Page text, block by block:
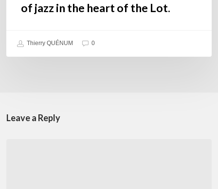
of jazz in the heart of the Lot.
Thierry QUÉNUM 0
Leave a Reply